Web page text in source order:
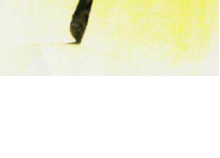
stampe di
Biennale Padre Pietro